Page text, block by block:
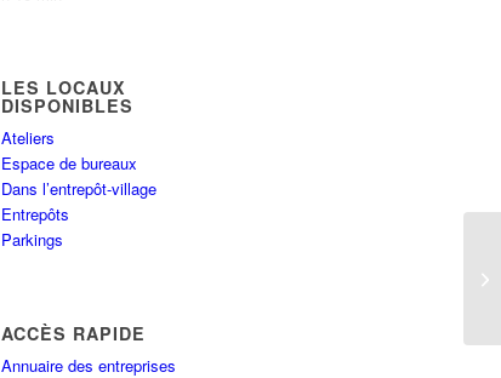
LES LOCAUX
DISPONIBLES
Ateliers
Espace de bureaux
Dans l’entrepôt-village
Entrepôts
Parkings
ACCÈS RAPIDE
Annuaire des entreprises